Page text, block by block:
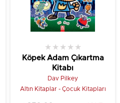
Köpek Adam Çıkartma
Kitabı
★ ★ ★ ★ ★
Dav Pilkey
Altın Kitaplar - Çocuk Kitapları